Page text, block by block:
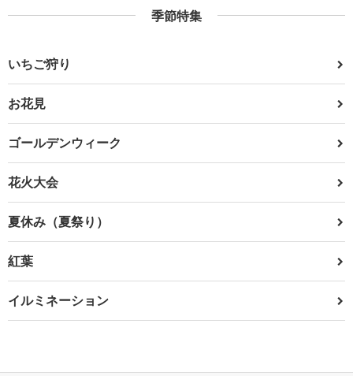
季節特集
いちご狩り
お花見
ゴールデンウィーク
花火大会
夏休み（夏祭り）
紅葉
イルミネーション